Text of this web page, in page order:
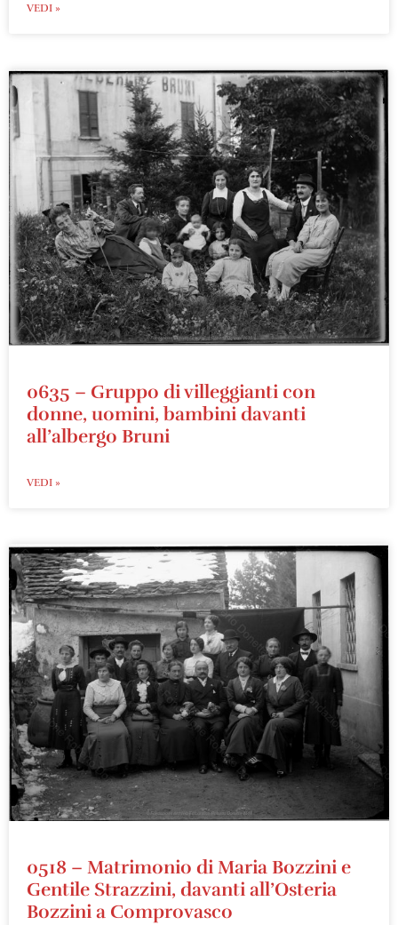
VEDI »
0635 – Gruppo di villeggianti con
donne, uomini, bambini davanti
all’albergo Bruni
VEDI »
0518 – Matrimonio di Maria Bozzini e
Gentile Strazzini, davanti all’Osteria
Bozzini a Comprovasco